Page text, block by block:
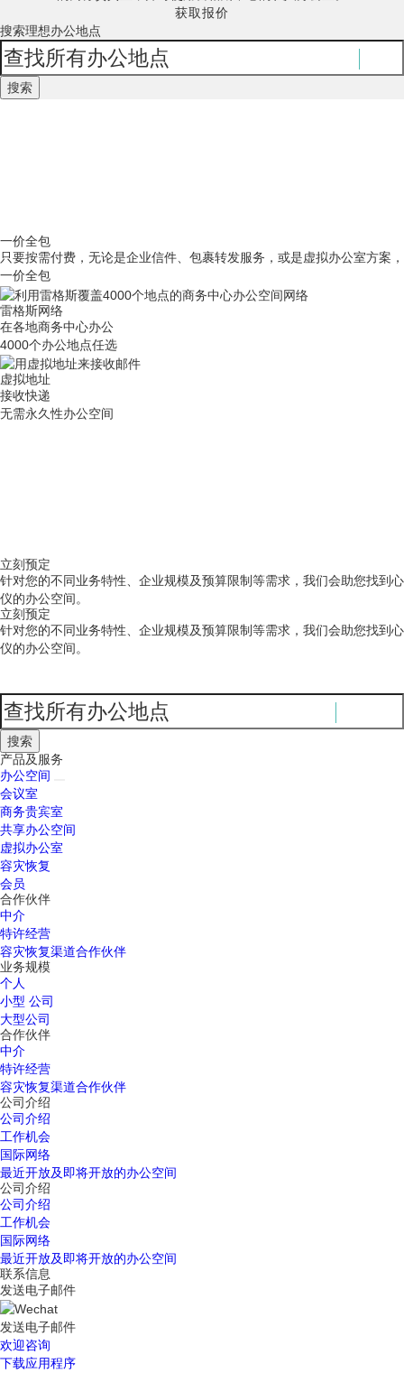
获取报价
搜索理想办公地点
一价全包
只要按需付费， 无论是企业信件、包裹转发服务，或是虚拟办公室方案，
一价全包
雷格斯网络
在各地商务中心办公
4000个办公地点任选
虚拟地址
接收快递
无需永久性办公空间
立刻预定
针对您的不同业务特性、企业规模及预算限制等需求，我们会助您找到心
仪的办公空间。
立刻预定
针对您的不同业务特性、企业规模及预算限制等需求，我们会助您找到心
仪的办公空间。
产品及服务
办公空间
会议室
商务贵宾室
共享办公空间
虚拟办公室
容灾恢复
会员
合作伙伴
中介
特许经营
容灾恢复渠道合作伙伴
业务规模
个人
小型 公司
大型公司
合作伙伴
中介
特许经营
容灾恢复渠道合作伙伴
公司介绍
公司介绍
工作机会
国际网络
最近开放及即将开放的办公空间
公司介绍
公司介绍
工作机会
国际网络
最近开放及即将开放的办公空间
联系信息
发送电子邮件
发送电子邮件
欢迎咨询
下载应用程序